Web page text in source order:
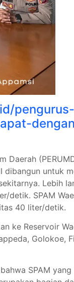
Daerah
dibangun untuk
Lebih
detik. SPAM
40 liter/detik.
ke Reservoir
Golokoe,
SPAM